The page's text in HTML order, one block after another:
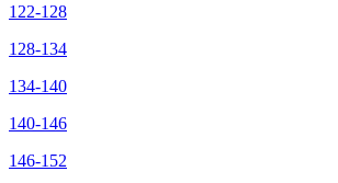
122-128
128-134
134-140
140-146
146-152